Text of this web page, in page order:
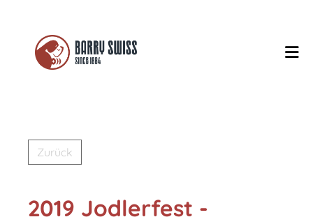
Zurück
2019 Jodlerfest -